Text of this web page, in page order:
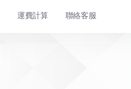
運費計算 聯絡客服